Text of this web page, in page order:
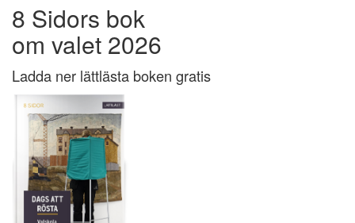
8 Sidors bok
om valet 2026
Ladda ner lättlästa boken gratis